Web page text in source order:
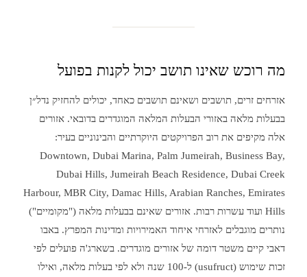
מה רוכש שאינו תושב יכול לקנות בפועל
אזרחים זרים, תושבים ושאינם תושבים כאחד, יכולים להחזיק נדל״ן
בבעלות מלאה באזורי הבעלות המלאה המוגדרים בדובאי. אזורים
אלה מקיפים את רוב הפרויקטים היוקרתיים והבינוניים בעיר:
Downtown, Dubai Marina, Palm Jumeirah, Business Bay,
Dubai Hills, Jumeirah Beach Residence, Dubai Creek
Harbour, MBR City, Damac Hills, Arabian Ranches, Emirates
Hills ועוד עשרות רבות. אזורים שאינם בבעלות מלאה ("מקומיים")
נותרים מוגבלים לאזרחי איחוד האמירויות ומדינות המפרץ. באבו
דאבי קיים משטר דומה של אזורים מוגדרים. בשארג'ה פועלים לפי
זכות שימוש (usufruct) ל-100 שנה ולא לפי בעלות מלאה, ואילו